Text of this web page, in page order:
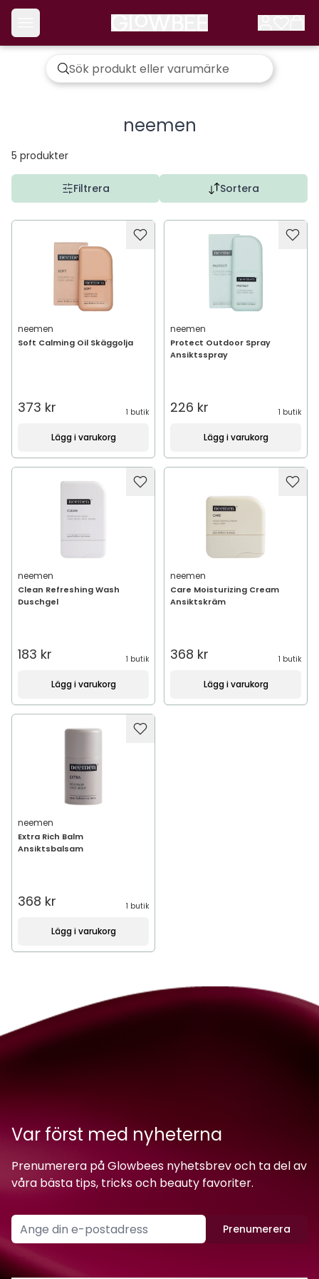
neemen
5 produkter
Filtrera Sortera
neemen
Soft Calming Oil Skäggolja
373 kr 1 butik
Lägg i varukorg
neemen
Protect Outdoor Spray
Ansiktsspray
226 kr 1 butik
Lägg i varukorg
neemen
Clean Refreshing Wash
Duschgel
183 kr 1 butik
Lägg i varukorg
neemen
Care Moisturizing Cream
Ansiktskräm
368 kr 1 butik
Lägg i varukorg
neemen
Extra Rich Balm
Ansiktsbalsam
368 kr 1 butik
Lägg i varukorg
Var först med nyheterna
Prenumerera på Glowbees nyhetsbrev och ta del av
våra bästa tips, tricks och beauty favoriter.
Prenumerera